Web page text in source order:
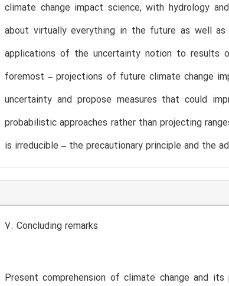
climate change impact science, with hydrology
about virtually everything in the future as well
applications of the uncertainty notion to results
foremost – projections of future climate change
uncertainty and propose measures that could
probabilistic approaches rather than projecting
is irreducible – the precautionary principle and the
7. Concluding remarks
Present comprehension of climate change and